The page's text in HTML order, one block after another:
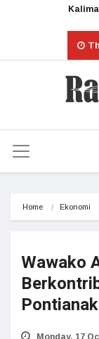
Home Ekonomi
Wawako
Pontianak
Monday, 17